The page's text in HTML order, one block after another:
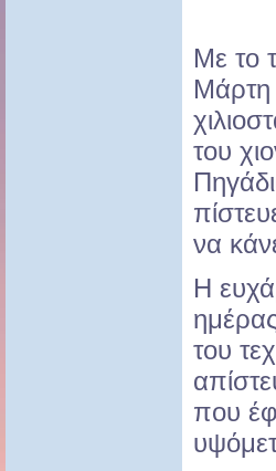
Με το
Μάρτη
του
να
Η
του
που